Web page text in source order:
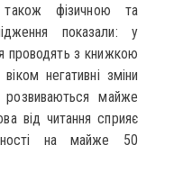
також фізичною та
показали: у
проводять з книжкою
негативні зміни
розвиваються майже
від читання сприяє
на майже 50